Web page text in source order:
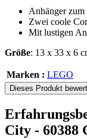
Anhänger
Zwei coole
Mit lustigen
Größe: 13 x 33 x 6
Marken : LEGO
Dieses Produkt
City - 60388